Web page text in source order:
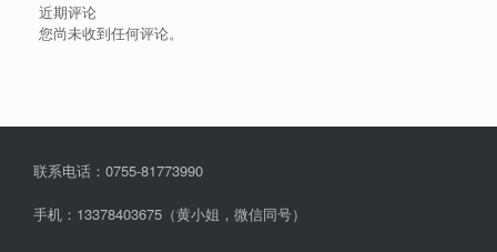
近期评论
您尚未收到任何评论。
联系电话：0755-81773990
手机：13378403675（黄小姐，微信同号）